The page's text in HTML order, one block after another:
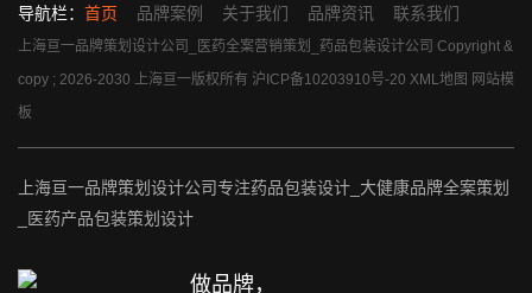
导航栏： 首页 品牌案例 关于我们 品牌资讯 联系我们
上海亘一品牌策划设计公司_医药全案营销策划_药品包装设计公司 Copyright &
copy ; 2026-2030 上海亘一版权所有 沪ICP备10203910号-20 XML地图 网站模
板
上海亘一品牌策划设计公司专注药品包装设计_大健康品牌全案策划
_医药产品包装策划设计
做品牌，